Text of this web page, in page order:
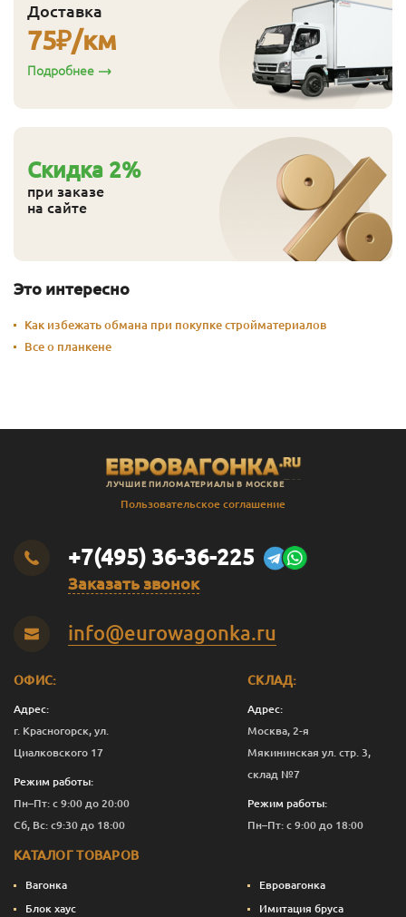
Доставка
75₽/км
Подробнее
Cкидка 2%
при заказе
на сайте
Это интересно
Как избежать обмана при покупке стройматериалов
Все о планкене
ЛУЧШИЕ ПИЛОМАТЕРИАЛЫ В МОСКВЕ
Пользовательское соглашение
+7(495) 36-36-225
Заказать звонок
info@eurowagonka.ru
ОФИС:
Адрес:
г. Красногорск, ул.
Циалковского 17
Режим работы:
Пн–Пт: с 9:00 до 20:00
Сб, Вс: с9:30 до 18:00
СКЛАД:
Адрес:
Москва, 2-я
Мякининская ул. стр. 3,
склад №7
Режим работы:
Пн–Пт: с 9:00 до 18:00
КАТАЛОГ ТОВАРОВ
Вагонка
Евровагонка
Блок хаус
Имитация бруса